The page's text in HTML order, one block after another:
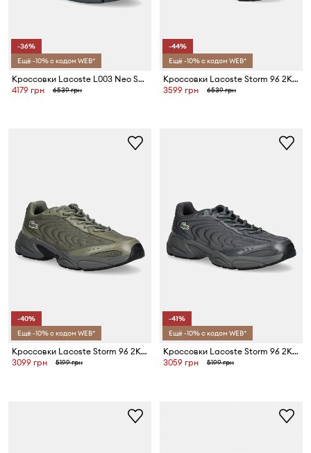
-36%
Ещё -10% с кодом WEB*
Кроссовки Lacoste L003 Neo Sneakers
4179 грн
6539 грн
-44%
Ещё -10% с кодом WEB*
Кроссовки Lacoste Storm 96 2K Sneakers
3599 грн
6539 грн
-40%
Ещё -10% с кодом WEB*
Кроссовки Lacoste Storm 96 2K Lite Sneakers
3099 грн
5199 грн
-41%
Ещё -10% с кодом WEB*
Кроссовки Lacoste Storm 96 2K Lite Sneakers
3059 грн
5199 грн